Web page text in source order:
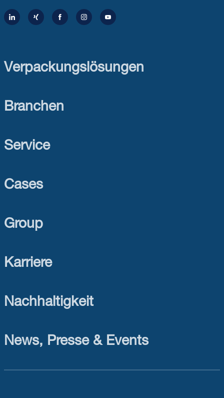
Verpackungslösungen
Branchen
Service
Cases
Group
Karriere
Nachhaltigkeit
News, Presse & Events